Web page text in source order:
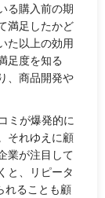
る購入前の期
満足したかど
た以上の効用
足度を知る
、商品開発や
ミが爆発的に
それゆえに顧
業が注目して
と、リピータ
れることも顧